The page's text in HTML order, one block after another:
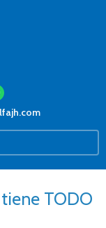
TODO